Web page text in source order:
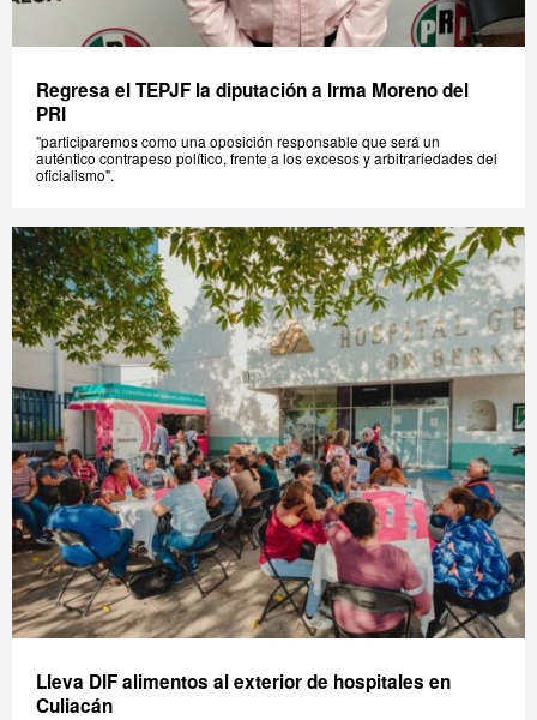
Regresa el TEPJF la diputación a Irma Moreno del
PRI
"participaremos como una oposición responsable que será un
auténtico contrapeso político, frente a los excesos y arbitrariedades del
oficialismo".
Lleva DIF alimentos al exterior de hospitales en
Culiacán